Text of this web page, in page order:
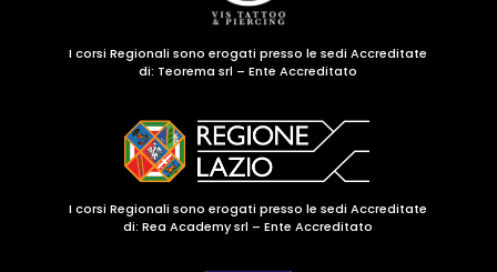
I corsi Regionali sono erogati presso le sedi Accreditate
di: Teorema srl – Ente Accreditato
I corsi Regionali sono erogati presso le sedi Accreditate
di: Rea Academy srl – Ente Accreditato